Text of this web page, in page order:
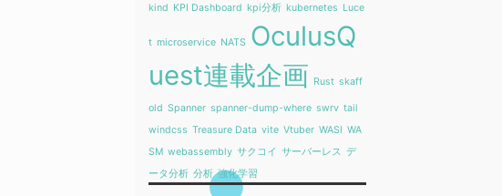
kind KPI Dashboard kpi分析 kubernetes Luce
t microservice NATS OculusQ
uest連載企画 Rust skaff
old Spanner spanner-dump-where swrv tail
windcss Treasure Data vite Vtuber WASI WA
SM webassembly サクコイ サーバーレス デ
ータ分析 分析 強化学習